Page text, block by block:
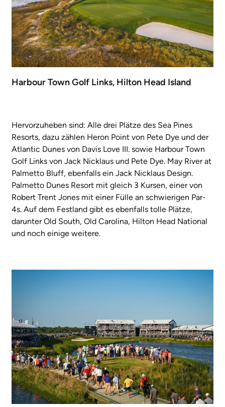
Harbour Town Golf Links, Hilton Head Island
Hervorzuheben sind: Alle drei Plätze des Sea Pines
Resorts, dazu zählen Heron Point von Pete Dye und der
Atlantic Dunes von Davis Love III. sowie Harbour Town
Golf Links von Jack Nicklaus und Pete Dye. May River at
Palmetto Bluff, ebenfalls ein Jack Nicklaus Design.
Palmetto Dunes Resort mit gleich 3 Kursen, einer von
Robert Trent Jones mit einer Fülle an schwierigen Par-
4s. Auf dem Festland gibt es ebenfalls tolle Plätze,
darunter Old South, Old Carolina, Hilton Head National
und noch einige weitere.